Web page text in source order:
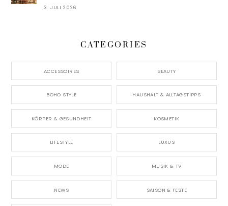
3. JULI 2026
CATEGORIES
ACCESSOIRES BEAUTY
BOHO STYLE HAUSHALT & ALLTAGSTIPPS
KÖRPER & GESUNDHEIT KOSMETIK
LIFESTYLE LUXUS
MODE MUSIK & TV
NEWS SAISON & FESTE